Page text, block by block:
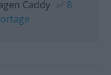
Caddy ✅ 8